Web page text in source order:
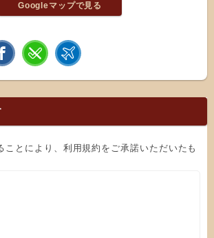
Googleマップで見る
ことにより、利用規約をご承諾いただいたも